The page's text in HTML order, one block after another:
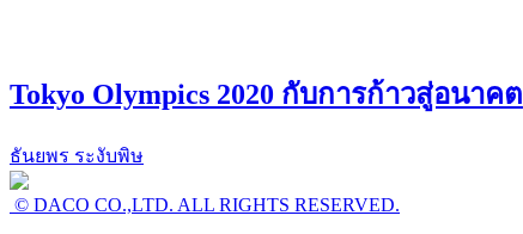
Tokyo Olympics 2020 กับการก้าวสู่อนาคต
ธันยพร ระงับพิษ
© DACO CO.,LTD. ALL RIGHTS RESERVED.